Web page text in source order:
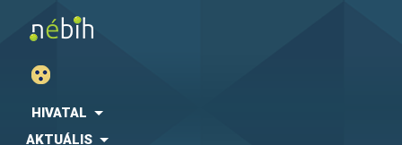
HIVATAL
AKTUÁLIS